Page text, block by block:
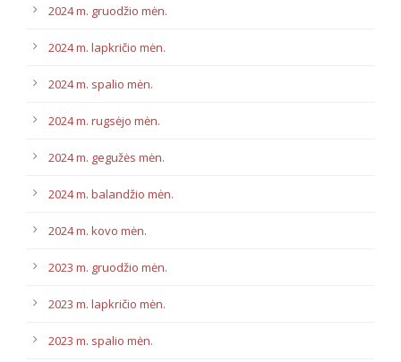
2024 m. gruodžio mėn.
2024 m. lapkričio mėn.
2024 m. spalio mėn.
2024 m. rugsėjo mėn.
2024 m. gegužės mėn.
2024 m. balandžio mėn.
2024 m. kovo mėn.
2023 m. gruodžio mėn.
2023 m. lapkričio mėn.
2023 m. spalio mėn.